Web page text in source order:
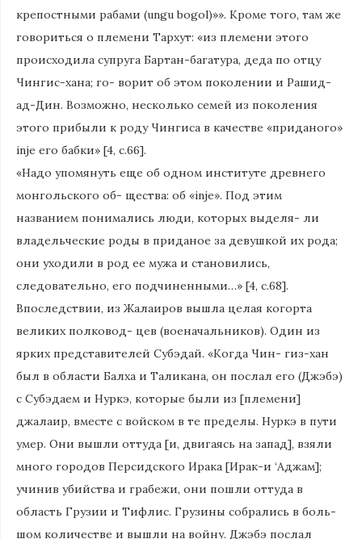
крепостными рабами (ungu bogol)»». Кроме того, там же
говориться о племени Тархут: «из племени этого
происходила супруга Бартан-багатура, деда по отцу
Чингис-хана; го- ворит об этом поколении и Рашид-
ад-Дин. Возможно, несколько семей из поколения
этого прибыли к роду Чингиса в качестве «приданого»
inje его бабки» [4, с.66].
«Надо упомянуть еще об одном институте древнего
монгольского об- щества: oб «inje». Под этим
названием понимались люди, которых выделя- ли
владельческие роды в приданое за девушкой их рода;
они уходили в род ее мужа и становились,
следовательно, его подчиненными…» [4, с.68].
Впоследствии, из Жалаиров вышла целая когорта
великих полковод- цев (военачальников). Один из
ярких представителей Субэдай. «Когда Чин- гиз-хан
был в области Балха и Таликана, он послал его (Джэбэ)
с Субэдаем и Нуркэ, которые были из [племени]
джалаир, вместе с войском в те пределы. Нуркэ в пути
умер. Они вышли оттуда [и, двигаясь на запад], взяли
много городов Персидского Ирака [Ирак-и ‘Аджам];
учинив убийства и грабежи, они пошли оттуда в
область Грузии и Тифлис. Грузины собрались в боль-
шом количестве и вышли на войну. Джэбэ послал